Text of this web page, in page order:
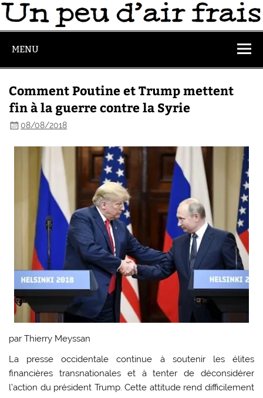
MENU
Comment Poutine et Trump mettent
fin à la guerre contre la Syrie
08/08/2018
parThierry Meyssan
La presse occidentale continue à soutenir les élites
financières transnationales et à tenter de déconsidérer
l’action du président Trump. Cette attitude rend difficilement